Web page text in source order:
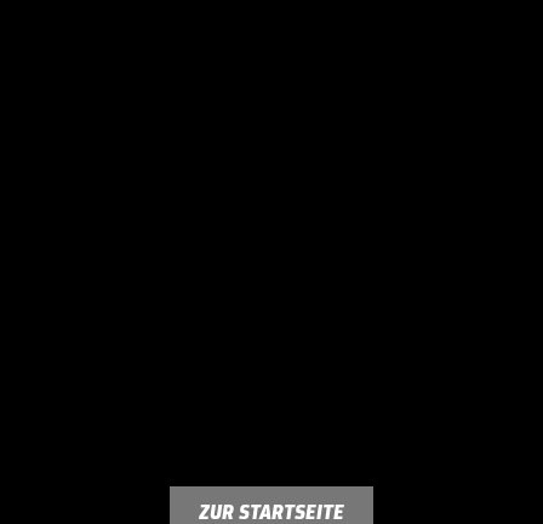
ZUR STARTSEITE